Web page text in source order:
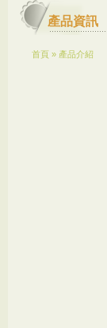
產品資訊
首頁 » 產品介紹